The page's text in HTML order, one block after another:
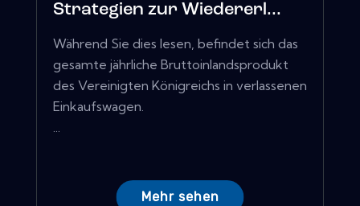
Strategien zur Wiedererl...
Während Sie dies lesen, befindet sich das
gesamte jährliche Bruttoinlandsprodukt
des Vereinigten Königreichs in verlassenen
Einkaufswagen.
...
Mehr sehen